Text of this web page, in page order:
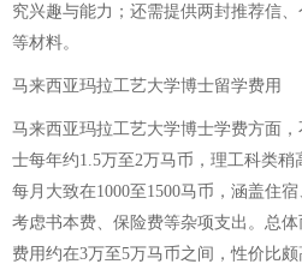
究兴趣与能力；还需提供两封推荐信
等材料。
马来西亚玛拉工艺大学博士留学费用
马来西亚玛拉工艺大学博士学费方面
士每年约1.5万至2万马币，理工科类
每月大致在1000至1500马币，涵盖住
考虑书本费、保险费等杂项支出。总
费用约在3万至5万马币之间，性价比颇